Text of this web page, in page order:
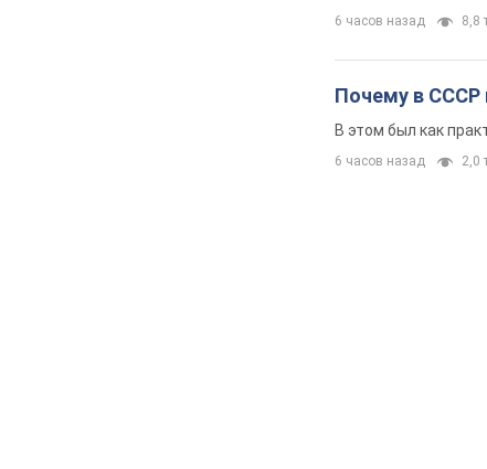
6 часов назад 8,8
Почему в СССР
В этом был как
6 часов назад 2,0